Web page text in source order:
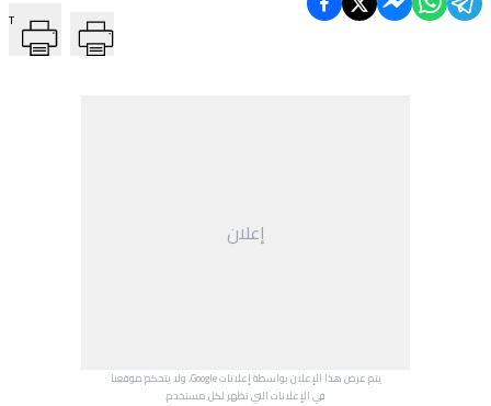
مواقف
T
إعلان
يتم عرض هذا الإعلان بواسطة إعلانات Google، ولا يتحكم موقعنا
في الإعلانات التي تظهر لكل مستخدم.